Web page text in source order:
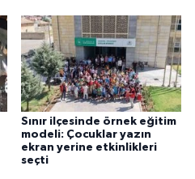
Sınır ilçesinde örnek eğitim
modeli: Çocuklar yazın
ekran yerine etkinlikleri
seçti